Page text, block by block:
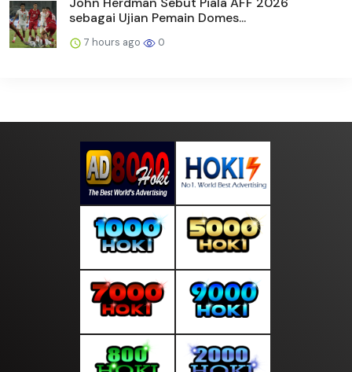
sebagai Ujian Pemain Domes...
7 hours ago 0